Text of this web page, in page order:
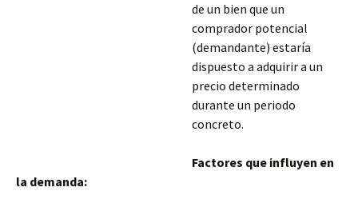
de un bien que un
comprador potencial
(demandante) estaría
dispuesto a adquirir a un
precio determinado
durante un periodo
concreto.
Factores que influyen en
la demanda: